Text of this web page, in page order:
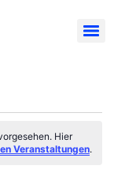
Hier
Veranstaltungen.